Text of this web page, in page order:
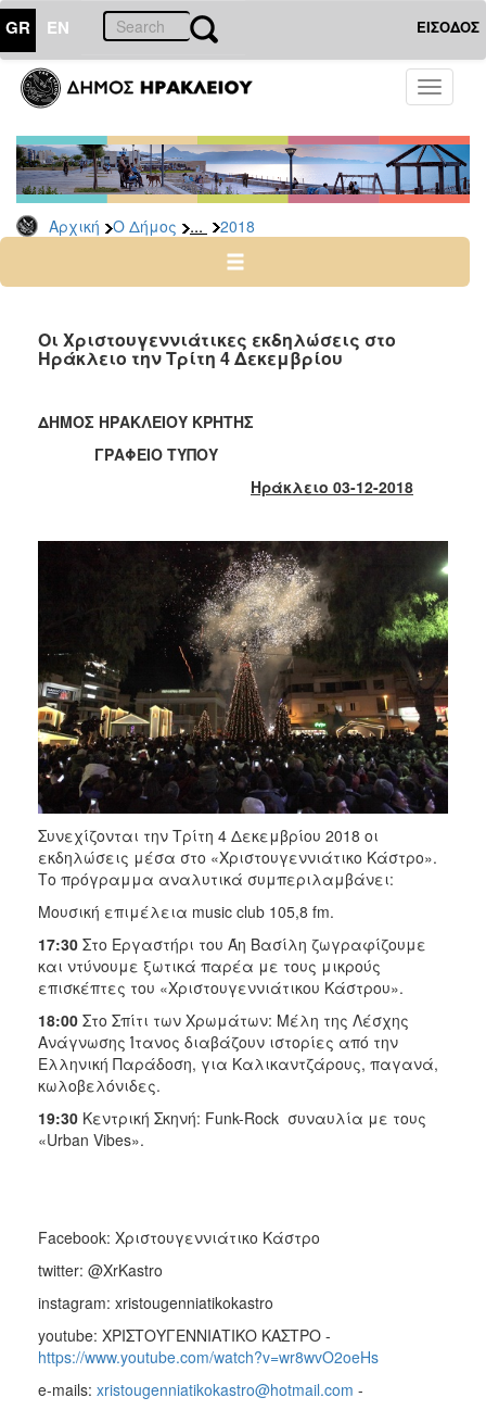
GR EN ΕΙΣΟΔΟΣ
Toggle
Αρχική Ο Δήμος ... 2018
ΔΗΜΟΣ
Δελτία
Τύπου
Αρχείο
2026
2024
2022
2020
2019
2016
2012
2011
2010
2006
ΤΟΠΟΣ
ΠΟΛΙΤΙΣΜΟΣ
ΑΝΘΕΚΤΙΚΗ
Οι Χριστουγεννιάτικες εκδηλώσεις στο
Ηράκλειο την Τρίτη 4 Δεκεμβρίου
ΔΗΜΟΣ ΗΡΑΚΛΕΙΟΥ ΚΡΗΤΗΣ
ΓΡΑΦΕΙΟ ΤΥΠΟΥ
Ηράκλειο 03-12-2018
Συνεχίζονται την Τρίτη 4 Δεκεμβρίου 2018 οι
εκδηλώσεις μέσα στο «Χριστουγεννιάτικο Κάστρο».
Το πρόγραμμα αναλυτικά συμπεριλαμβάνει:
Μουσική επιμέλεια music club 105,8 fm.
17:30 Στο Εργαστήρι του Άη Βασίλη ζωγραφίζουμε
και ντύνουμε ξωτικά παρέα με τους μικρούς
επισκέπτες του «Χριστουγεννιάτικου Κάστρου».
18:00 Στο Σπίτι των Χρωμάτων: Μέλη της Λέσχης
Ανάγνωσης Ίτανος διαβάζουν ιστορίες από την
Ελληνική Παράδοση, για Καλικαντζάρους, παγανά,
κωλοβελόνιδες.
19:30 Κεντρική Σκηνή: Funk-Rock συναυλία με τους
«Urban Vibes».
Facebook: Χριστουγεννιάτικο Κάστρο
twitter: @XrKastro
instagram: xristougenniatikokastro
youtube: ΧΡΙΣΤΟΥΓΕΝΝΙΑΤΙΚΟ ΚΑΣΤΡΟ -
https://www.youtube.com/watch?v=wr8wvO2oeHs
e-mails: xristougenniatikokastro@hotmail.com -